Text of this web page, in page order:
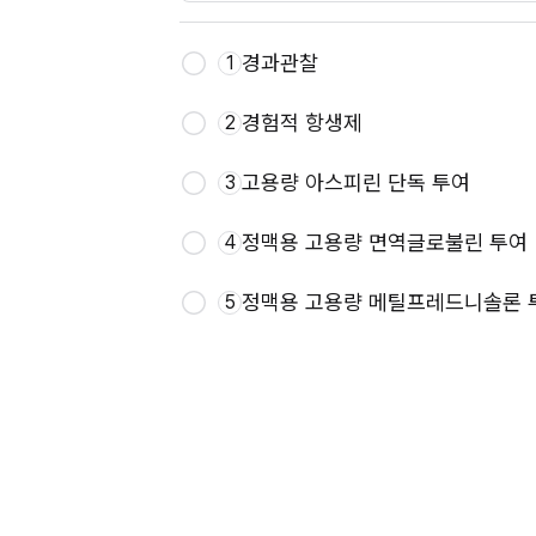
1 경과관찰
2 경험적 항생제
3 고용량 아스피린 단독 투여
4 정맥용 고용량 면역글로불린 투여
5 정맥용 고용량 메틸프레드니솔론